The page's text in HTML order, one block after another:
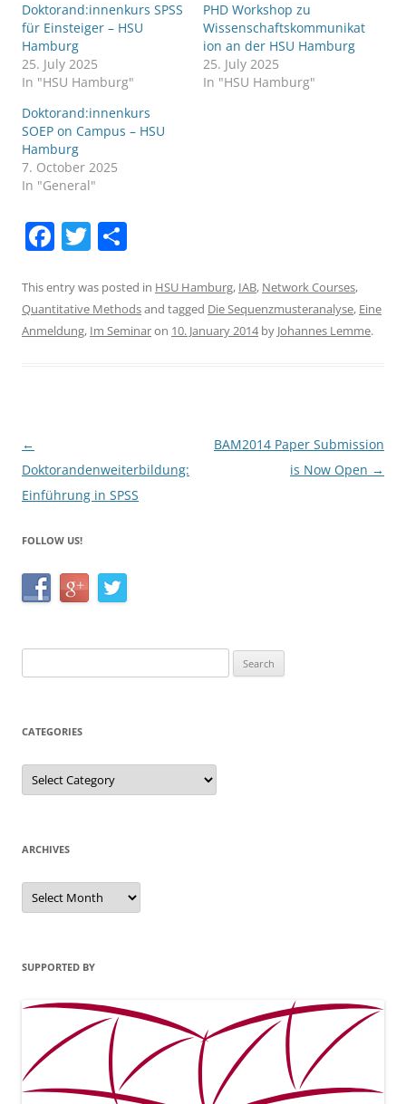
Doktorand:innenkurs SPSS
für Einsteiger – HSU
Hamburg
25. July 2025
In "HSU Hamburg"
PHD Workshop zu
Wissenschaftskommunikat
ion an der HSU Hamburg
25. July 2025
In "HSU Hamburg"
Doktorand:innenkurs
SOEP on Campus – HSU
Hamburg
7. October 2025
In "General"
F
c
e
T
itt
er
ar
e
This entry was posted in HSU Hamburg, IAB, Network Courses,
Quantitative Methodsand tagged Die Sequenzmusteranalyse, Eine
Anmeldung, Im Seminaron 10. January 2014by Johannes Lemme.
Post
navigation
←
Doktorandenweiterbildung:
Einführung in SPSS
BAM2014 Paper Submission
is Now Open →
FOLLOW US!
for:
CATEGORIES
Categories
ARCHIVES
Archives
SUPPORTED BY